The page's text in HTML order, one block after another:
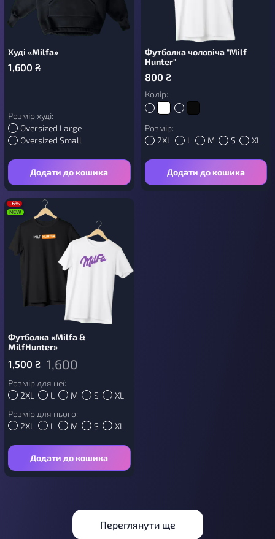
Худі «Milfa»
1,600 ₴
Розмір худі:
Oversized Large
Oversized Small
Додати до кошика
Футболка чоловіча "Milf
Hunter"
800 ₴
Колір:
Розмір:
2XL
L M S XL
Додати до кошика
-6%
NEW
Футболка «Milfa &
MilfHunter»
1,600
1,500 ₴
Розмір для неї:
2XL
L M S
XL
Розмір для нього:
2XL
L M S XL
Додати до кошика
Переглянути ще